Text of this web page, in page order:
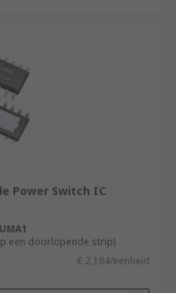
Power Switch IC
een doorlopende strip)
€ 2,184/eenheid